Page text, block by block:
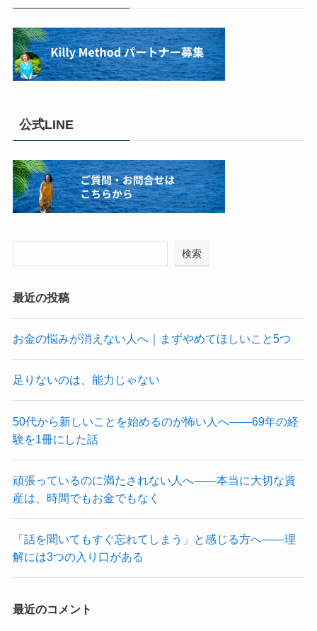
公式LINE
検索
最近の投稿
お金の悩みが消えない人へ｜まずやめてほしいこと5つ
足りないのは、能力じゃない
50代から新しいことを始めるのが怖い人へ——69年の経
験を1冊にした話
頑張っているのに満たされない人へ——本当に大切な資
産は、時間でもお金でもなく
「話を聞いてもすぐ忘れてしまう」と感じる方へ——理
解には3つの入り口がある
最近のコメント